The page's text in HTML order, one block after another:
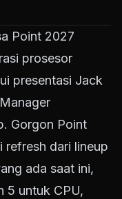
Point 2027
prosesor
presentasi Jack
Gorgon Point
refresh dari lineup
ada saat ini,
5 untuk CPU,